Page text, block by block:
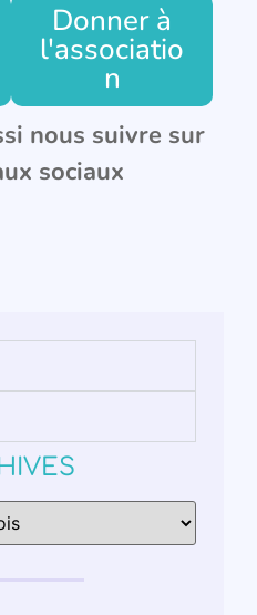
Donner à
l'associatio
n
nous suivre sur
sociaux